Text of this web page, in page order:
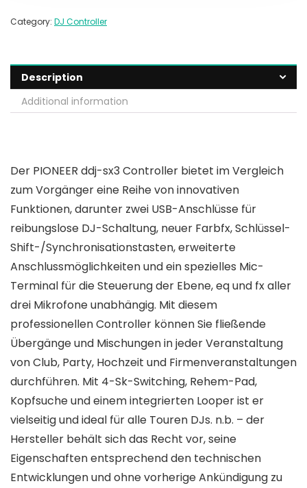
Category: DJ Controller
Description
Additional information
Der PIONEER ddj-sx3 Controller bietet im Vergleich
zum Vorgänger eine Reihe von innovativen
Funktionen, darunter zwei USB-Anschlüsse für
reibungslose DJ-Schaltung, neuer Farbfx, Schlüssel-
Shift-/Synchronisationstasten, erweiterte
Anschlussmöglichkeiten und ein spezielles Mic-
Terminal für die Steuerung der Ebene, eq und fx aller
drei Mikrofone unabhängig. Mit diesem
professionellen Controller können Sie fließende
Übergänge und Mischungen in jeder Veranstaltung
von Club, Party, Hochzeit und Firmenveranstaltungen
durchführen. Mit 4-Sk-Switching, Rehem-Pad,
Kopfsuche und einem integrierten Looper ist er
vielseitig und ideal für alle Touren DJs. n.b. – der
Hersteller behält sich das Recht vor, seine
Eigenschaften entsprechend den technischen
Entwicklungen und ohne vorherige Ankündigung zu